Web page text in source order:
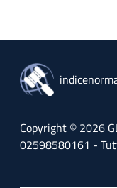
Copyright © 2026
02598580161 -